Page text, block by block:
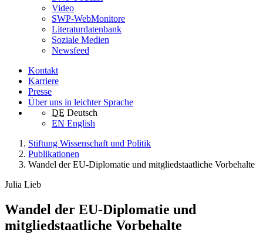
Video
SWP-WebMonitore
Literaturdatenbank
Soziale Medien
Newsfeed
Kontakt
Karriere
Presse
Über uns in leichter Sprache
DE Deutsch
EN English
Stiftung Wissenschaft und Politik
Publikationen
Wandel der EU-Diplomatie und mitgliedstaatliche Vorbehalte
Julia Lieb
Wandel der EU-Diplomatie und
mitgliedstaatliche Vorbehalte